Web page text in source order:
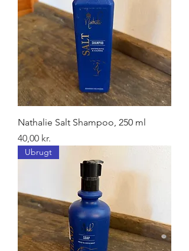
Nathalie Salt Shampoo, 250 ml
Pris
40,00 kr.
Ubrugt